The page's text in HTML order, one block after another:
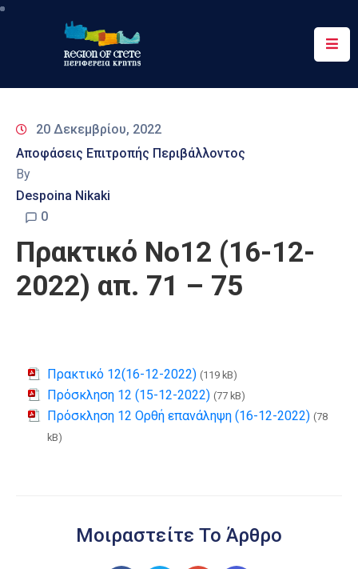
Περιφέρεια
&
Δράσεις
Ψηφιακές
Επικοινωνία
20 Δεκεμβρίου, 2022
Αποφάσεις Επιτροπής Περιβάλλοντος
By
Despoina Nikaki
0
Πρακτικό Νο12 (16-12-
2022) απ. 71 – 75
Πρακτικό 12(16-12-2022) (119 kB)
Πρόσκληση 12 (15-12-2022) (77 kB)
Πρόσκληση 12 Ορθή επανάληψη (16-12-2022) (78
kB)
Μοιραστείτε Το Άρθρο